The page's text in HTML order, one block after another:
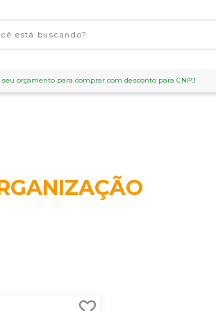
seu orçamento para comprar com desconto para CNPJ